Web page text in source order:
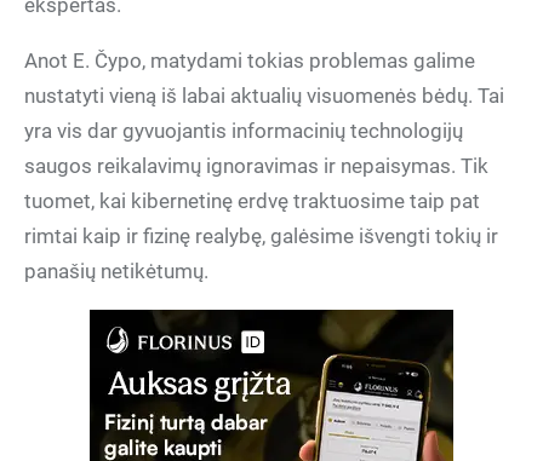
ekspertas.
Anot E. Čypo, matydami tokias problemas galime
nustatyti vieną iš labai aktualių visuomenės bėdų. Tai
yra vis dar gyvuojantis informacinių technologijų
saugos reikalavimų ignoravimas ir nepaisymas. Tik
tuomet, kai kibernetinę erdvę traktuosime taip pat
rimtai kaip ir fizinę realybę, galėsime išvengti tokių ir
panašių netikėtumų.